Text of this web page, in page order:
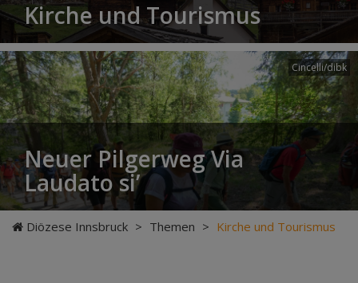
Kirche und Tourismus
Cincelli/dibk
Neuer Pilgerweg Via
Laudato si’
Diözese Innsbruck > Themen > Kirche und Tourismus